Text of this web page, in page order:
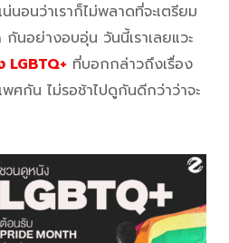
นอนว่าเราก็ไม่พลาดที่จะเตรียม
นอย่างอบอุ่น วันนี้เราเลยแวะ
LGBTQ+ ที่บอกกล่าวถึงเรื่อง
ศกัน ไม่รอช้าไปดูกันดีกว่าว่าจะ